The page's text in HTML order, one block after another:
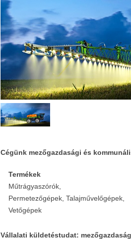
Cégünk mezőgazdasági és
Termékek
Műtrágyaszórók,
Permetezőgépek, Talajművelőgépek,
Vetőgépek
Vállalati küldetéstudat: